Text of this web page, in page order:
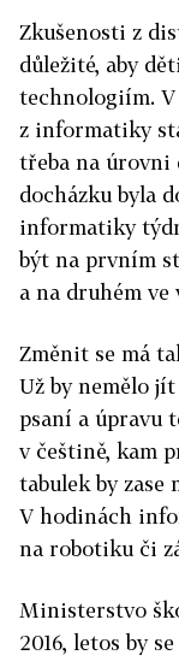
Zkušenosti z
důležité, aby
technologiím. V
z informatiky
třeba na úrovni
docházku byla
informatiky
být na prvním
a na druhém ve
Změnit se má
Už by nemělo
psaní a úpravu
v češtině, kam
tabulek by
V hodinách
na robotiku či
Ministerstvo
2016, letos by